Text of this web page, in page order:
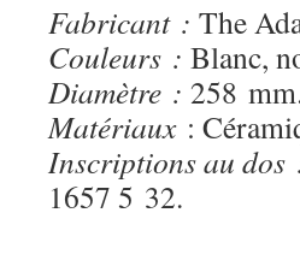
Fabricant: The
Couleurs : Blanc,
Diamètre : 258
Matériaux:
Inscriptions au dos
1657 5 32.